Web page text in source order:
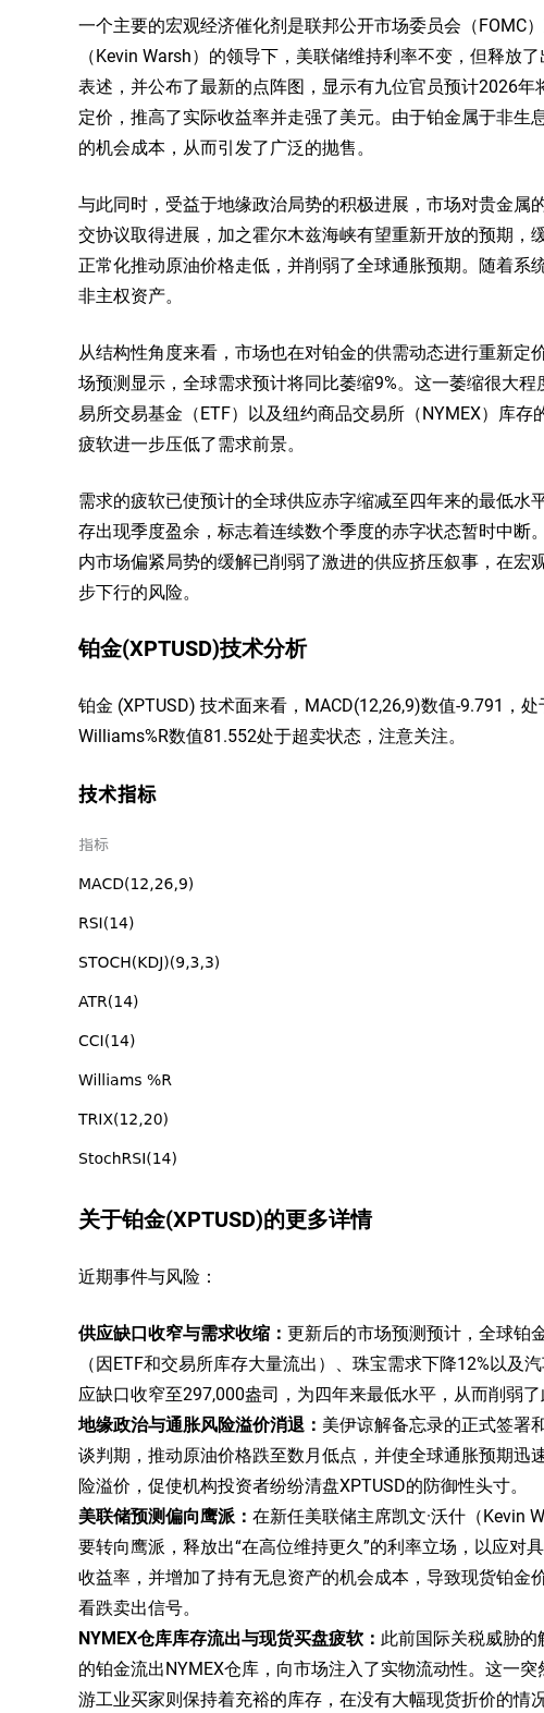
一个主要的宏观经济催化剂是联邦公开市场委员会（FOMC
（Kevin Warsh）的领导下，美联储维持利率不变，但释放
表述，并公布了最新的点阵图，显示有九位官员预计2026
定价，推高了实际收益率并走强了美元。由于铂金属于非
的机会成本，从而引发了广泛的抛售。
与此同时，受益于地缘政治局势的积极进展，市场对贵金
交协议取得进展，加之霍尔木兹海峡有望重新开放的预期
正常化推动原油价格走低，并削弱了全球通胀预期。随着
非主权资产。
从结构性角度来看，市场也在对铂金的供需动态进行重新
场预测显示，全球需求预计将同比萎缩9%。这一萎缩很大
易所交易基金（ETF）以及纽约商品交易所（NYMEX）库
疲软进一步压低了需求前景。
需求的疲软已使预计的全球供应赤字缩减至四年来的最低
存出现季度盈余，标志着连续数个季度的赤字状态暂时中
内市场偏紧局势的缓解已削弱了激进的供应挤压叙事，在
步下行的风险。
铂金(XPTUSD)技术分析
铂金 (XPTUSD) 技术面来看，MACD(12,26,9)数值-9.791，
Williams%R数值81.552处于超卖状态，注意关注。
关于铂金(XPTUSD)的更多详情
近期事件与风险：
供应缺口收窄与需求收缩： 更新后的市场预测预计，全球铂
（因ETF和交易所库存大量流出）、珠宝需求下降12%以
应缺口收窄至297,000盎司，为四年来最低水平，从而削弱了
地缘政治与通胀风险溢价消退： 美伊谅解备忘录的正式签署
谈判期，推动原油价格跌至数月低点，并使全球通胀预期
险溢价，促使机构投资者纷纷清盘XPTUSD的防御性头寸。
美联储预测偏向鹰派： 在新任美联储主席凯文·沃什（Kevin
要转向鹰派，释放出“在高位维持更久”的利率立场，以应对
收益率，并增加了持有无息资产的机会成本，导致现货铂金
看跌卖出信号。
NYMEX仓库库存流出与现货买盘疲软： 此前国际关税威胁
的铂金流出NYMEX仓库，向市场注入了实物流动性。这一
游工业买家则保持着充裕的库存，在没有大幅现货折价的情